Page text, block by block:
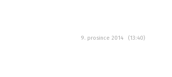
9. prosince 2014 (13:40)